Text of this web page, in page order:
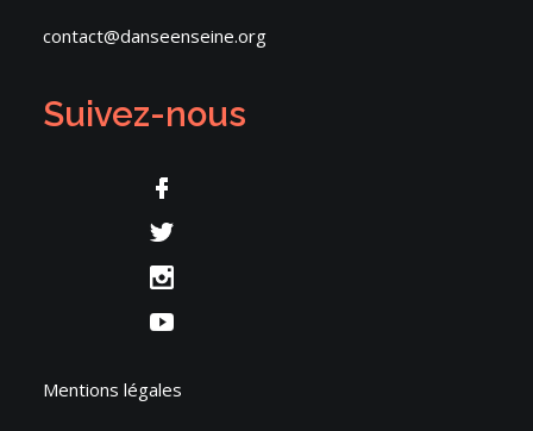
contact@danseenseine.org
Suivez-nous
Mentions légales